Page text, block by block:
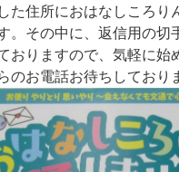
た住所におはなしころり
。その中に、返信用の切
おりますので、気軽に始
のお電話お待ちしており